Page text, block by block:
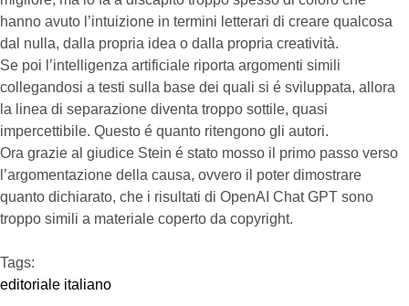
hanno avuto l’intuizione in termini letterari di creare qualcosa
dal nulla, dalla propria idea o dalla propria creatività.
Se poi l’intelligenza artificiale riporta argomenti simili
collegandosi a testi sulla base dei quali si é sviluppata, allora
la linea di separazione diventa troppo sottile, quasi
impercettibile. Questo é quanto ritengono gli autori.
Ora grazie al giudice Stein é stato mosso il primo passo verso
l’argomentazione della causa, ovvero il poter dimostrare
quanto dichiarato, che i risultati di OpenAI Chat GPT sono
troppo simili a materiale coperto da copyright.
Tags:
editoriale italiano